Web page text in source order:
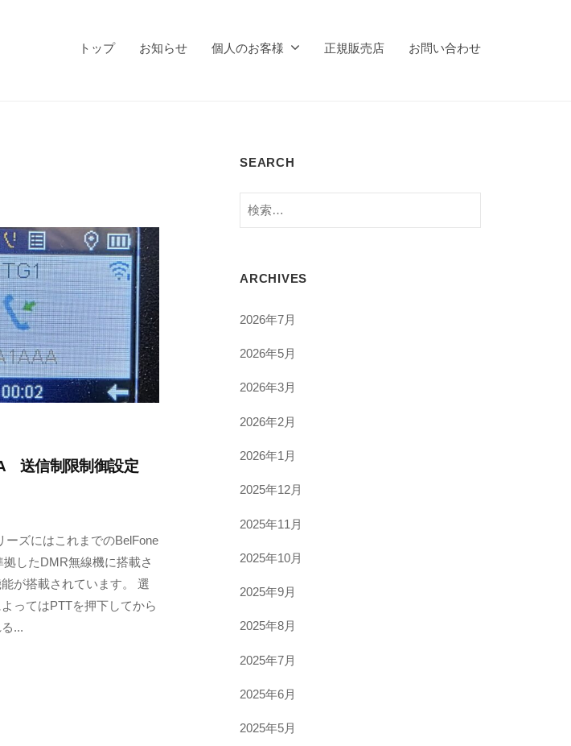
トップ お知らせ 個人のお客様 正規販売店 お問い合わせ
送信制限制御設定
ーズにはこれまでのBelFone
したDMR無線機に搭載さ
が搭載されています。 選
ってはPTTを押下してから
...
SEARCH
検
索:
ARCHIVES
2026年7月
2026年5月
2026年3月
2026年2月
2026年1月
2025年12月
2025年11月
2025年10月
2025年9月
2025年8月
2025年7月
2025年6月
2025年5月